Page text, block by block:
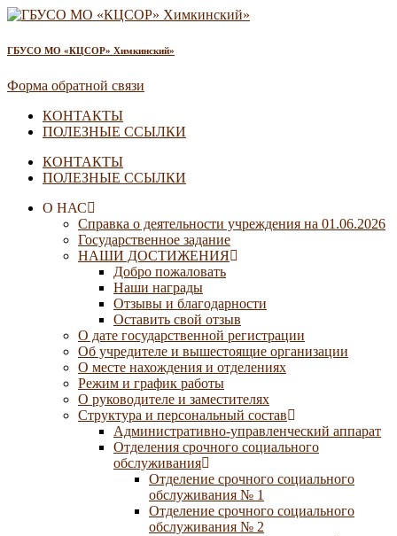
ГБУСО МО «КЦСОР» Химкинский»
Форма обратной связи
КОНТАКТЫ
ПОЛЕЗНЫЕ ССЫЛКИ
КОНТАКТЫ
ПОЛЕЗНЫЕ ССЫЛКИ
О НАС
Справка о деятельности учреждения на 01.06.2026
Государственное задание
НАШИ ДОСТИЖЕНИЯ
Добро пожаловать
Наши награды
Отзывы и благодарности
Оставить свой отзыв
О дате государственной регистрации
Об учредителе и вышестоящие организации
О месте нахождения и отделениях
Режим и график работы
О руководителе и заместителях
Структура и персональный состав
Административно-управленческий аппарат
Отделения срочного социального
обслуживания
Отделение срочного социального
обслуживания № 1
Отделение срочного социального
обслуживания № 2